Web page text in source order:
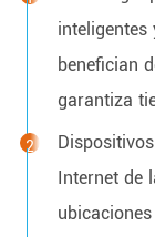
benefician
garantiza
Internet de